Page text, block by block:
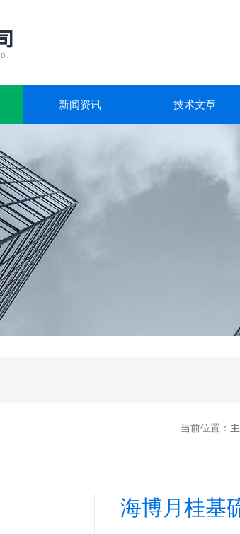
新闻资讯 技术文章
当前位置：
海博月桂基